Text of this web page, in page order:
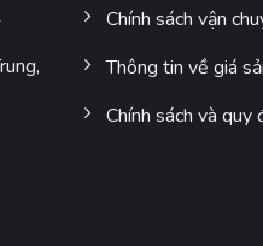
Chính sách vận
Thông tin về giá
Chính sách và quy